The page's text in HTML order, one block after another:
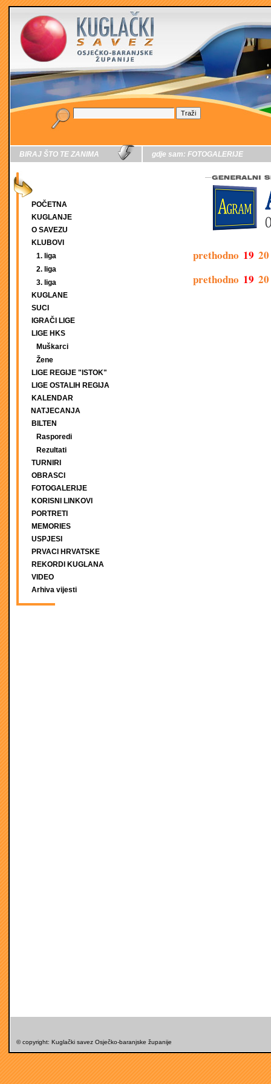
BIRAJ ŠTO TE ZANIMA
POČETNA
KUGLANJE
O SAVEZU
KLUBOVI
1. liga
2. liga
3. liga
KUGLANE
SUCI
IGRAČI LIGE
LIGE HKS
Muškarci
Žene
LIGE REGIJE "ISTOK"
LIGE OSTALIH REGIJA
KALENDAR
NATJECANJA
BILTEN
Rasporedi
Rezultati
TURNIRI
OBRASCI
FOTOGALERIJE
KORISNI LINKOVI
PORTRETI
MEMORIES
USPJESI
PRVACI HRVATSKE
REKORDI KUGLANA
VIDEO
Arhiva vijesti
gdje sam: FOTOGALERIJE
prethodno 19 20
prethodno 19 20
© copyright: Kuglački savez Osječko-baranjske županije